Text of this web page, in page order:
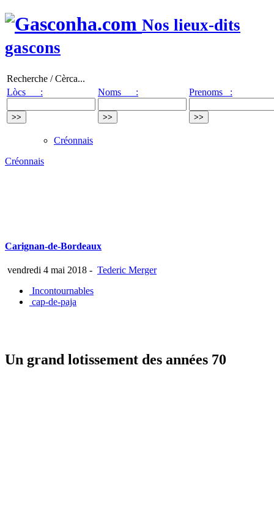
Nos lieux-dits
gascons
Recherche / Cèrca...
Lòcs :
Noms : Prenoms :
Créonnais
Créonnais
Carignan-de-Bordeaux
vendredi 4 mai 2018 - Tederic Merger
Incontournables
cap-de-paja
Un grand lotissement des années 70